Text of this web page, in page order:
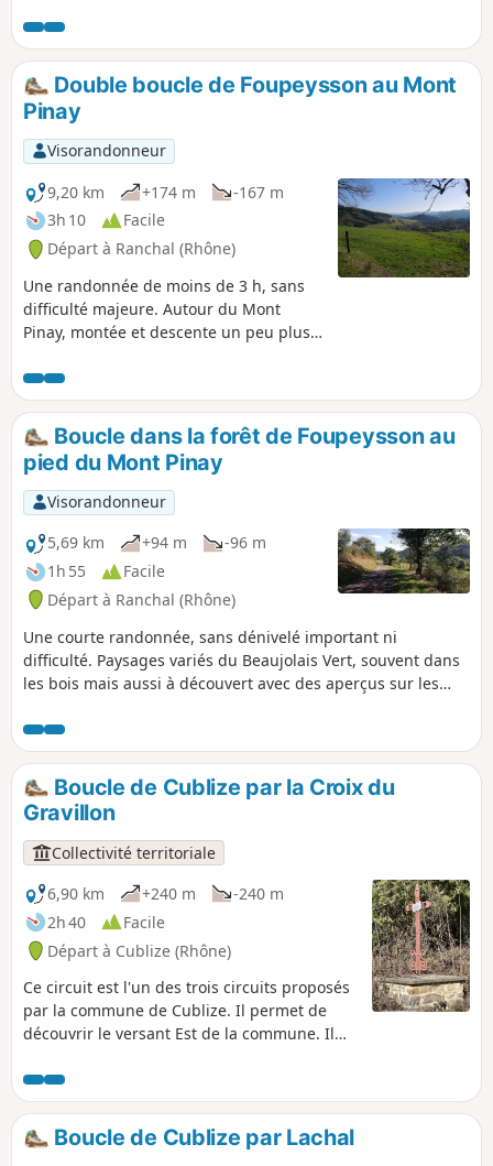
clair, sur les Alpes dont le Mont Blanc.
Double boucle de Foupeysson au Mont
Pinay
Visorandonneur
9,20 km
+174 m
-167 m
3h 10
Facile
Départ à Ranchal (Rhône)
Une randonnée de moins de 3 h, sans
difficulté majeure. Autour du Mont
Pinay, montée et descente un peu plus
avec des passages plus dégagés et des
vues sur les paysages environnants du
Beaujolais Vert. Il s'agit d'une variante,
allongée, de l'itinéraire "Boucle dans la
forêt de Foupeysson, au pied du Mont
Pinay". Remarque : une partie du
parcours, du hameau des Rousselles au
Mont Pinay et aux Petites Fayes, se fait
sur bitume, mais il s'agit de petites
routes très peu fréquentées.
Boucle dans la forêt de Foupeysson au
pied du Mont Pinay
Visorandonneur
5,69 km
+94 m
-96 m
1h 55
Facile
Départ à Ranchal (Rhône)
Une courte randonnée, sans dénivelé important ni
difficulté. Paysages variés du Beaujolais Vert, souvent dans
les bois mais aussi à découvert avec des aperçus sur les
parcours, de Mont Pinay aux Petites Fayes se fait sur
bitume, mais il s'agit de petites routes très peu
fréquentées.
Boucle de Cublize par la Croix du
Gravillon
Collectivité territoriale
6,90 km
+240 m
-240 m
2h 40
Facile
Départ à Cublize (Rhône)
Ce circuit est l'un des trois circuits proposés
par la commune de Cublize. Il permet de
découvrir le versant Est de la commune. Il
circuit C.
Boucle de Cublize par Lachal